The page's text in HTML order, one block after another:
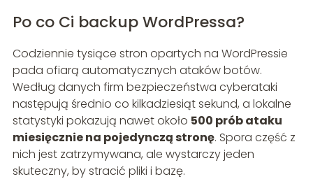
Po co Ci backup WordPressa?
Codziennie tysiące stron opartych na WordPressie
pada ofiarą automatycznych ataków botów.
Według danych firm bezpieczeństwa cyberataki
następują średnio co kilkadziesiąt sekund, a lokalne
statystyki pokazują nawet około 500 prób ataku
miesięcznie na pojedynczą stronę. Spora część z
nich jest zatrzymywana, ale wystarczy jeden
skuteczny, by stracić pliki i bazę.